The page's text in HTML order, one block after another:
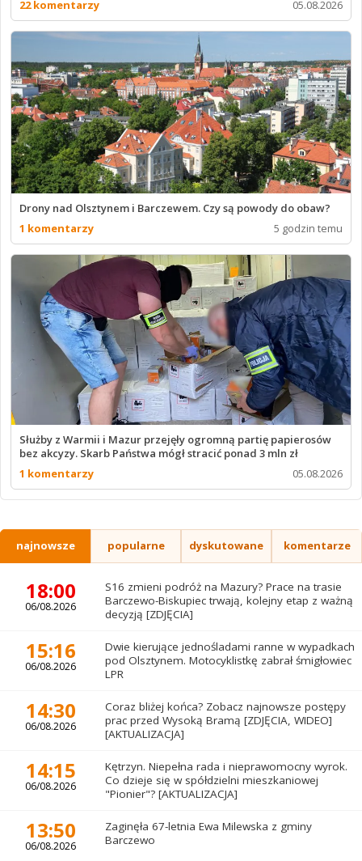
22 komentarzy 05.08.2026
Drony nad Olsztynem i Barczewem. Czy są powody do obaw?
1 komentarzy
5 godzin temu
Służby z Warmii i Mazur przejęły ogromną partię papierosów
bez akcyzy. Skarb Państwa mógł stracić ponad 3 mln zł
1 komentarzy
05.08.2026
najnowsze popularne dyskutowane komentarze
18:00
06/08.2026
S16 zmieni podróż na Mazury? Prace na trasie
Barczewo-Biskupiec trwają, kolejny etap z ważną
decyzją [ZDJĘCIA]
15:16
06/08.2026
Dwie kierujące jednośladami ranne w wypadkach
pod Olsztynem. Motocyklistkę zabrał śmigłowiec
LPR
14:30
06/08.2026
Coraz bliżej końca? Zobacz najnowsze postępy
prac przed Wysoką Bramą [ZDJĘCIA, WIDEO]
[AKTUALIZACJA]
14:15
06/08.2026
Kętrzyn. Niepełna rada i nieprawomocny wyrok.
Co dzieje się w spółdzielni mieszkaniowej
"Pionier"? [AKTUALIZACJA]
13:50
06/08.2026
Zaginęła 67-letnia Ewa Milewska z gminy
Barczewo